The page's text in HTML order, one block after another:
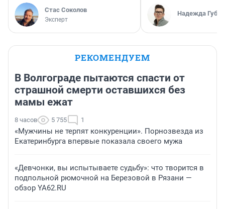
Стас Соколов
Эксперт
Надежда
РЕКОМЕНДУЕМ
В Волгограде пытаются спасти от
страшной смерти оставшихся без
мамы ежат
8 часов 5 755 1
«Мужчины не терпят конкуренции». Порнозвезда из
Екатеринбурга впервые показала своего мужа
«Девчонки, вы испытываете судьбу»: что творится в
подпольной рюмочной на Березовой в Рязани —
обзор YA62.RU